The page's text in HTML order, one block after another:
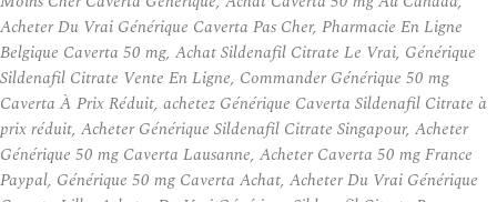
Acheter Du Vrai Générique Caverta Pas Cher, Pharmacie En Ligne
Belgique Caverta 50 mg, Achat Sildenafil Citrate Le Vrai, Générique
Sildenafil Citrate Vente En Ligne, Commander Générique 50 mg
Caverta À Prix Réduit, achetez Générique Caverta Sildenafil Citrate à
prix réduit, Acheter Générique Sildenafil Citrate Singapour, Acheter
Générique 50 mg Caverta Lausanne, Acheter Caverta 50 mg France
Paypal, Générique 50 mg Caverta Achat, Acheter Du Vrai Générique